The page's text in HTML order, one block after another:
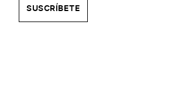
SUSCRÍBETE